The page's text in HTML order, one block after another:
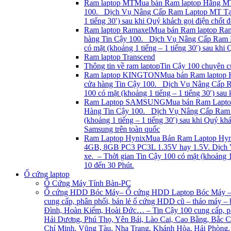
Ram laptop MTMua bán Ram laptop Hãng
100. Dịch Vụ Nâng Cấp Ram Laptop MT
1 tiếng 30′) sau khi Quý khách gọi điện
Ram laptop RamaxelMua bán Ram laptop
hàng Tin Cậy 100. Dịch Vụ Nâng Cấp Ram
có mặt (khoảng 1 tiếng – 1 tiếng 30′) sau
Ram laptop Transcend
Thông tin về ram laptopTin Cậy 100 chuyên
Ram laptop KINGTONMua bán Ram laptop
cửa hàng Tin Cậy 100. Dịch Vụ Nâng Cấp
100 có mặt (khoảng 1 tiếng – 1 tiếng 30′)
Ram Laptop SAMSUNGMua bán Ram
Hàng Tin Cậy 100. Dịch Vụ Nâng Cấp Ram
(khoảng 1 tiếng – 1 tiếng 30′) sau khi Quý
Samsung trên toàn quốc
Ram Laptop HynixMua Bán Ram Laptop
4GB, 8GB PC3 PC3L 1.35V hay 1.5V.
xe. – Thời gian Tin Cậy 100 có mặt (khoảng
10 đến 30 Phút.
Ổ cứng laptop
Ổ Cứng Máy Tính Bàn-PC
Ổ cứng HDD Bóc Máy– Ổ cứng HDD Laptop Bóc Máy
cung cấp, phân phối, bán lẻ ổ cứng HDD cũ – tháo máy
Đình, Hoàn Kiếm, Hoài Đức… – Tin Cậy 100 cung cấp,
Hải Dương, Phú Thọ, Yên Bái, Lào Cai, Cao Bằng, Bắc
Chí Minh, Vũng Tàu, Nha Trang, Khánh Hòa, Hải